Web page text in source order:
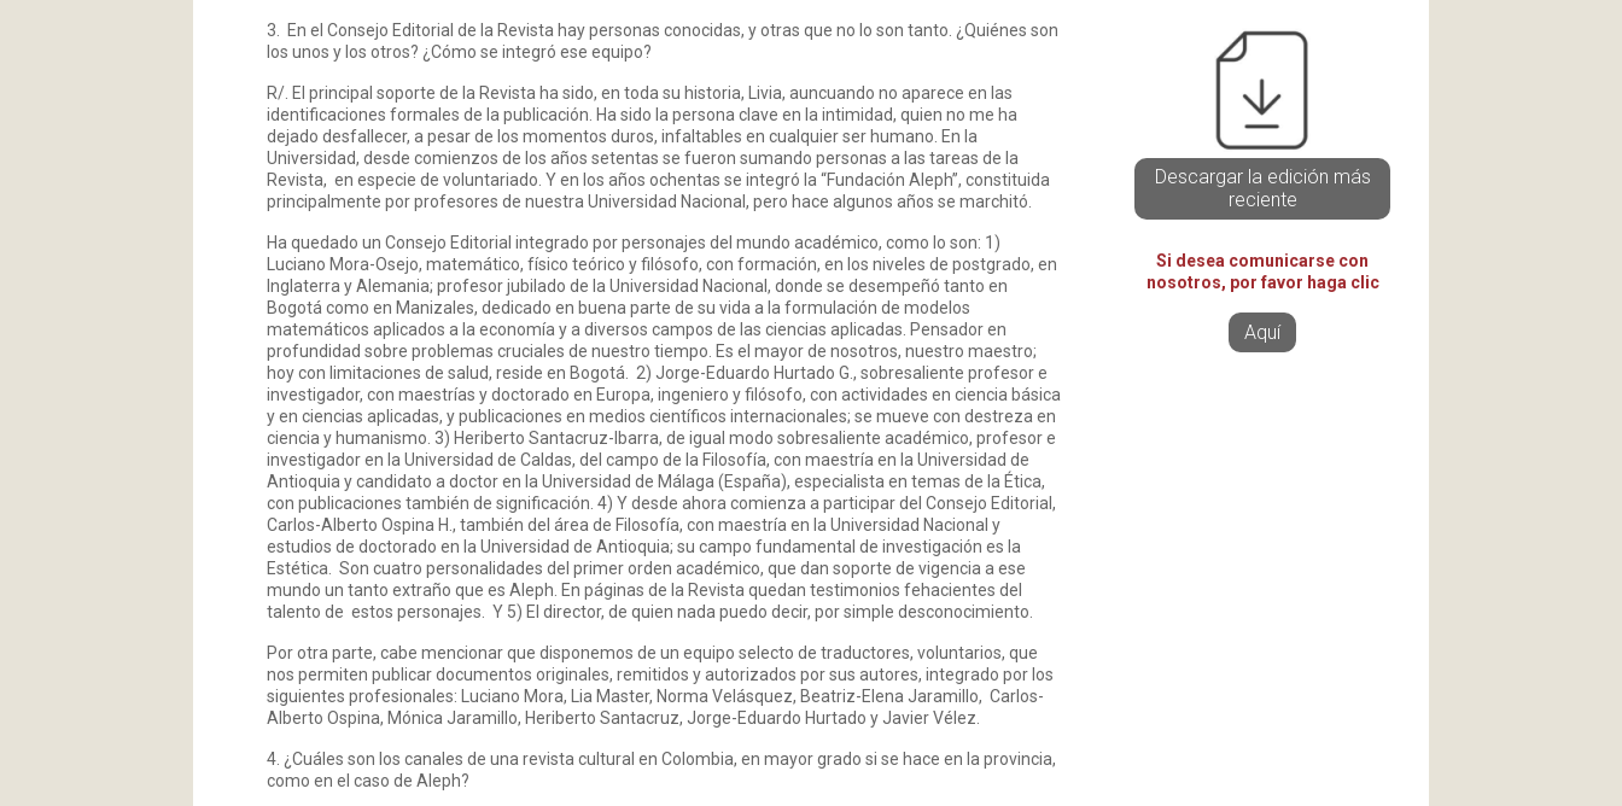
3. En el Consejo Editorial de la Revista hay personas conocidas, y otras que no lo son tanto. ¿Quiénes son
los unos y los otros? ¿Cómo se integró ese equipo?
R/. El principal soporte de la Revista ha sido, en toda su historia, Livia, auncuando no aparece en las
identificaciones formales de la publicación. Ha sido la persona clave en la intimidad, quien no me ha
dejado desfallecer, a pesar de los momentos duros, infaltables en cualquier ser humano. En la
Universidad, desde comienzos de los años setentas se fueron sumando personas a las tareas de la
Revista, en especie de voluntariado. Y en los años ochentas se integró la “Fundación Aleph”, constituida
principalmente por profesores de nuestra Universidad Nacional, pero hace algunos años se marchitó.
Ha quedado un Consejo Editorial integrado por personajes del mundo académico, como lo son: 1)
Luciano Mora-Osejo, matemático, físico teórico y filósofo, con formación, en los niveles de postgrado, en
Inglaterra y Alemania; profesor jubilado de la Universidad Nacional, donde se desempeñó tanto en
Bogotá como en Manizales, dedicado en buena parte de su vida a la formulación de modelos
matemáticos aplicados a la economía y a diversos campos de las ciencias aplicadas. Pensador en
profundidad sobre problemas cruciales de nuestro tiempo. Es el mayor de nosotros, nuestro maestro;
hoy con limitaciones de salud, reside en Bogotá. 2) Jorge-Eduardo Hurtado G., sobresaliente profesor e
investigador, con maestrías y doctorado en Europa, ingeniero y filósofo, con actividades en ciencia básica
y en ciencias aplicadas, y publicaciones en medios científicos internacionales; se mueve con destreza en
ciencia y humanismo. 3) Heriberto Santacruz-Ibarra, de igual modo sobresaliente académico, profesor e
investigador en la Universidad de Caldas, del campo de la Filosofía, con maestría en la Universidad de
Antioquia y candidato a doctor en la Universidad de Málaga (España), especialista en temas de la Ética,
con publicaciones también de significación. 4) Y desde ahora comienza a participar del Consejo Editorial,
Carlos-Alberto Ospina H., también del área de Filosofía, con maestría en la Universidad Nacional y
estudios de doctorado en la Universidad de Antioquia; su campo fundamental de investigación es la
Estética. Son cuatro personalidades del primer orden académico, que dan soporte de vigencia a ese
mundo un tanto extraño que es Aleph. En páginas de la Revista quedan testimonios fehacientes del
talento de estos personajes. Y 5) El director, de quien nada puedo decir, por simple desconocimiento.
Por otra parte, cabe mencionar que disponemos de un equipo selecto de traductores, voluntarios, que
nos permiten publicar documentos originales, remitidos y autorizados por sus autores, integrado por los
siguientes profesionales: Luciano Mora, Lia Master, Norma Velásquez, Beatriz-Elena Jaramillo, Carlos-
Alberto Ospina, Mónica Jaramillo, Heriberto Santacruz, Jorge-Eduardo Hurtado y Javier Vélez.
4. ¿Cuáles son los canales de una revista cultural en Colombia, en mayor grado si se hace en la provincia,
como en el caso de Aleph?
Descargar la edición más
reciente
Si desea comunicarse con
nosotros, por favor haga clic
Aquí